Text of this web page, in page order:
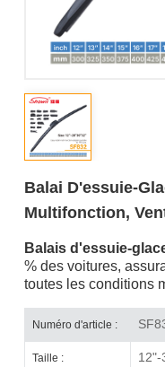
Balai D'essuie-
Multifonction,
Balais d'essuie-
% des voitures,
toutes les conditions
Numéro d'article :
Taille : 12"-